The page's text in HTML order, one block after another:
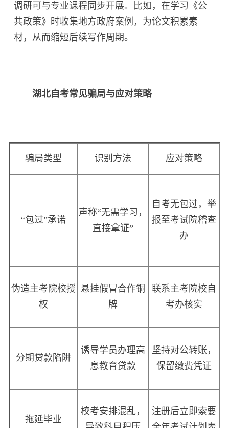
调研可与专业课程同步开展。比如，在学习《公
共政策》时收集地方政府案例，为论文积累素
材，从而缩短后续写作周期。
湖北自考常见骗局与应对策略
骗局类型 识别方法 应对策略
“包过”承诺
声称“无需学习，
直接拿证”
自考无包过，举
报至考试院稽查
办
伪造主考院校授
权
悬挂假冒合作铜
牌
联系主考院校自
考办核实
分期贷款陷阱
诱导学员办理高
息教育贷款
坚持对公转账，
保留缴费凭证
拖延毕业
校考安排混乱，
注册后立即索要